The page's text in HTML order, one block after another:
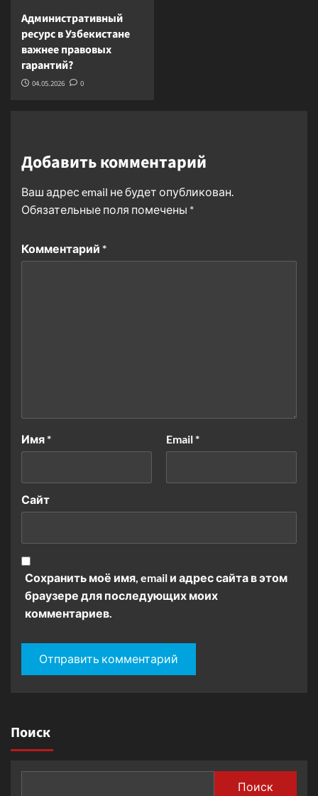
Административный
ресурс в Узбекистане
важнее правовых
гарантий?
04.05.2026 0
Добавить комментарий
Ваш адрес email не будет опубликован.
Обязательные поля помечены *
Комментарий *
Имя* Email*
Сайт
Сохранить моё имя, email и адрес сайта в этом
браузере для последующих моих
комментариев.
Поиск
Поиск